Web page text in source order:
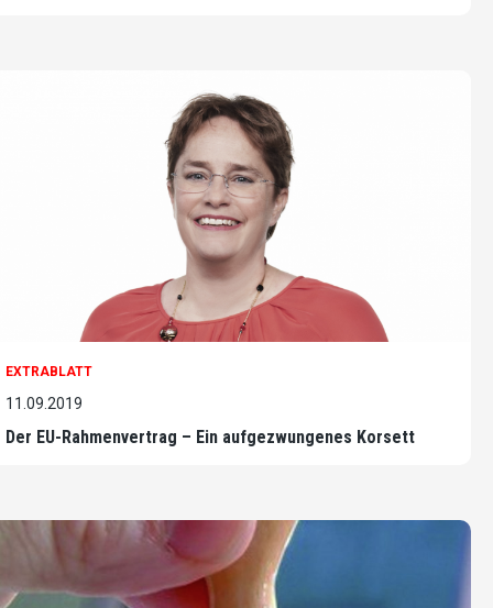
EXTRABLATT
11.09.2019
Der EU-Rahmenvertrag – Ein aufgezwungenes Korsett